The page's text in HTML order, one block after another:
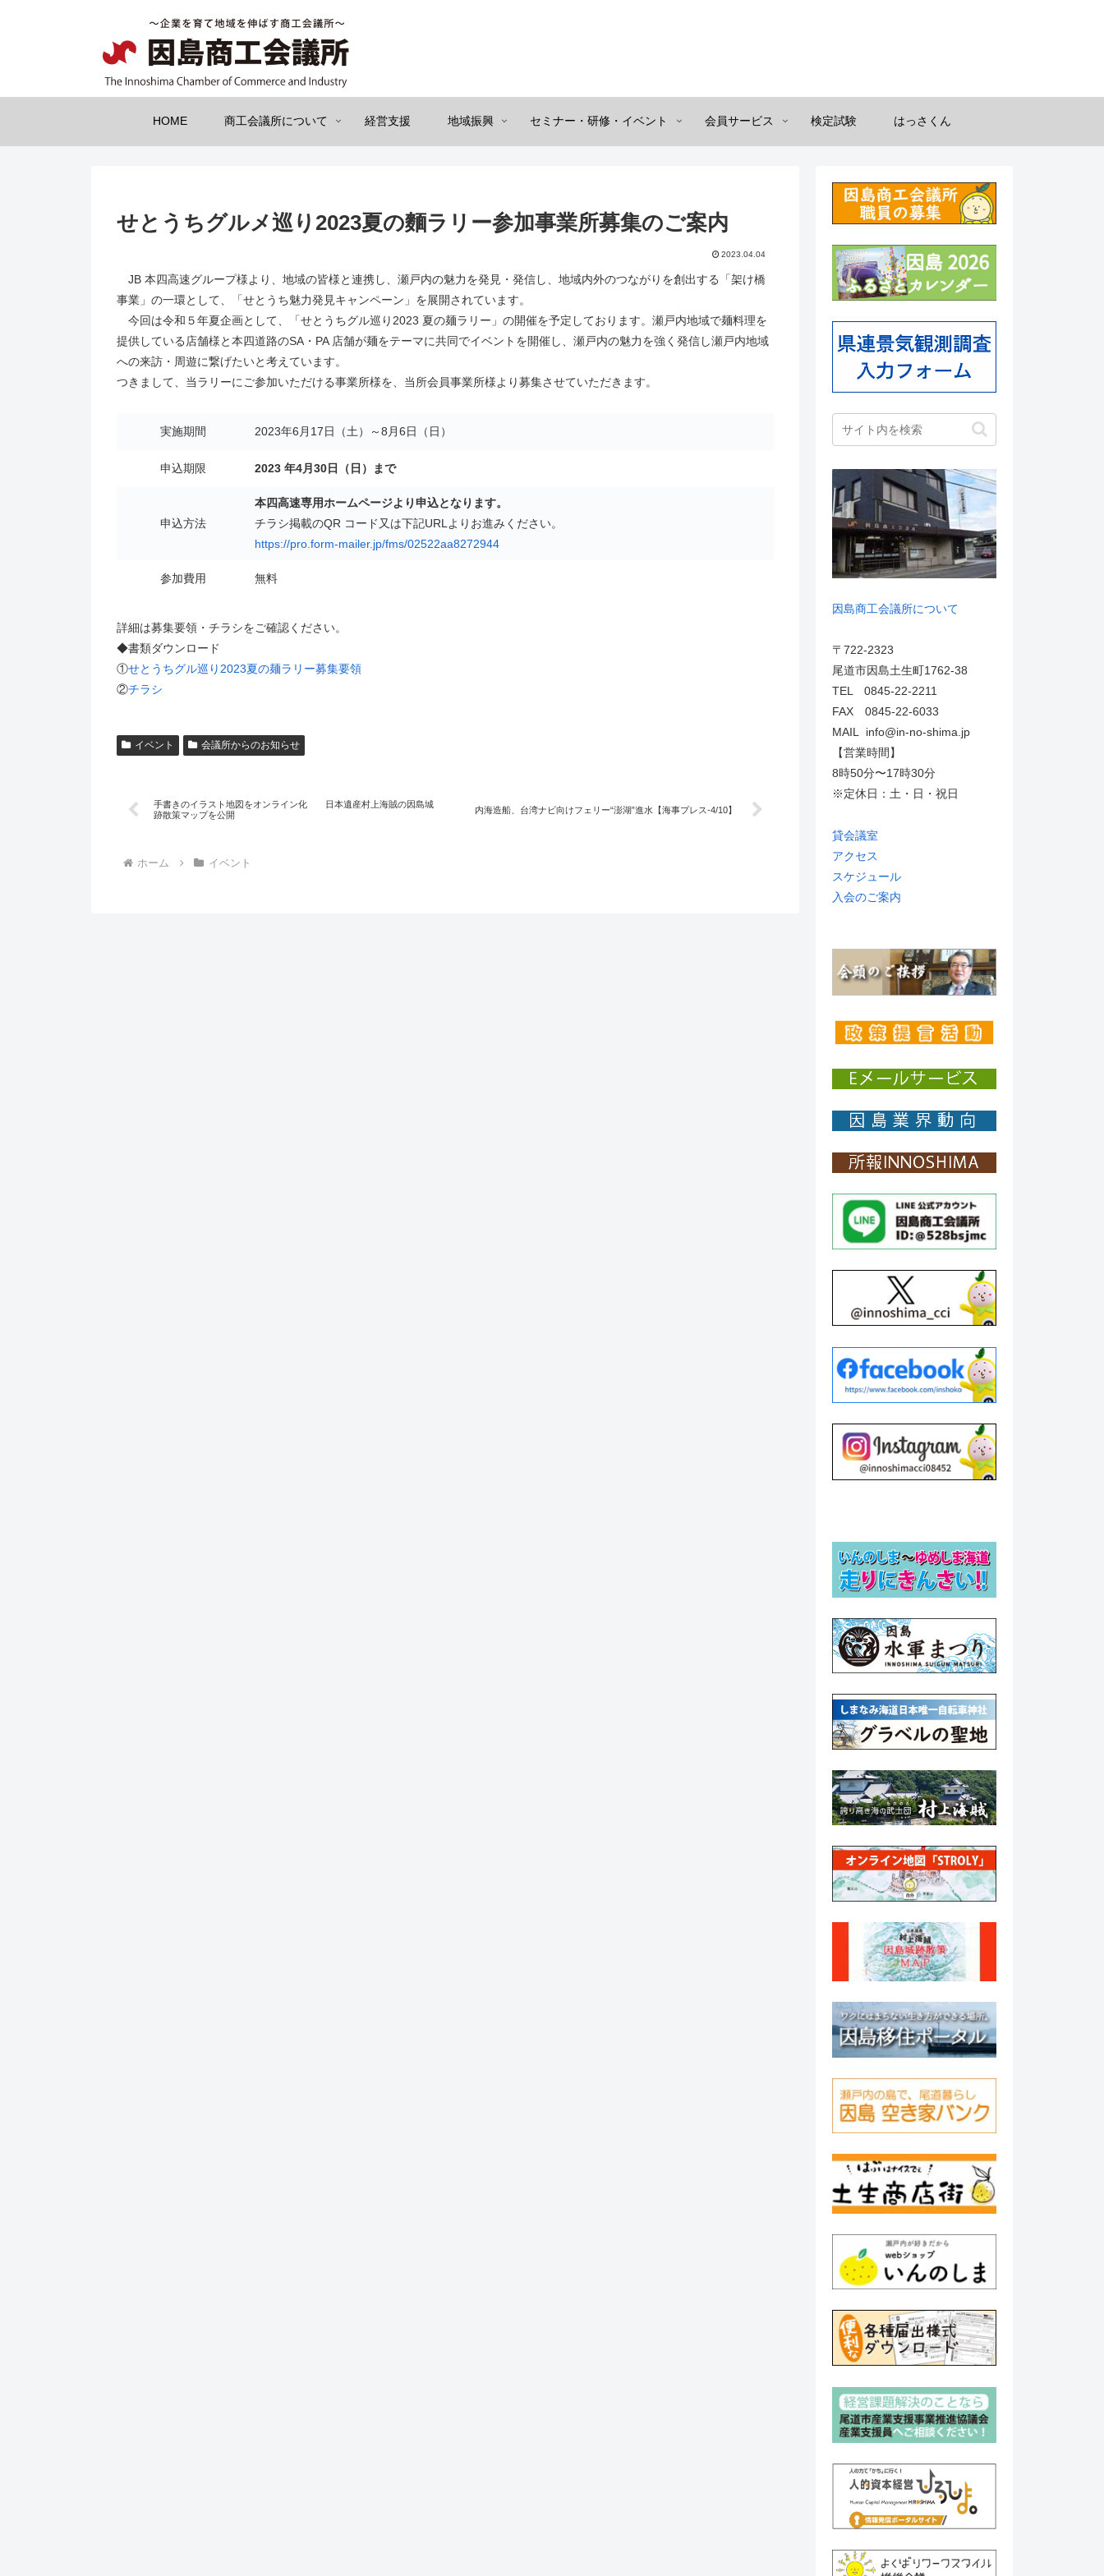
HOME 商工会議所について 経営支援 地域振興 セミナー・研修・イベント 会員サービス 検定試験 はっさくん
せとうちグルメ巡り2023夏の麵ラリー参加事業所募集のご案内
2023.04.04
JB 本四高速グループ様より、地域の皆様と連携し、瀬戸内の魅力を発見・発信し、地域内外のつながりを創出する「架け橋
事業」の一環として、「せとうち魅力発見キャンペーン」を展開されています。
今回は令和５年夏企画として、「せとうちグル巡り2023 夏の麺ラリー」の開催を予定しております。瀬戸内地域で麺料理を
提供している店舗様と本四道路のSA・PA 店舗が麺をテーマに共同でイベントを開催し、瀬戸内の魅力を強く発信し瀬戸内地域
への来訪・周遊に繋げたいと考えています。
つきまして、当ラリーにご参加いただける事業所様を、当所会員事業所様より募集させていただきます。
実施期間 2023年6月17日（土）～8月6日（日）
申込期限 2023 年4月30日（日）まで
申込方法
本四高速専用ホームページより申込となります。
チラシ掲載のQR コード又は下記URLよりお進みください。
https://pro.form-mailer.jp/fms/02522aa8272944
参加費用 無料
詳細は募集要領・チラシをご確認ください。
◆書類ダウンロード
①せとうちグル巡り2023夏の麺ラリー募集要領
②チラシ
イベント 会議所からのお知らせ
手書きのイラスト地図をオンライン化 日本遺産村上海賊の因島城
跡散策マップを公開
内海造船、台湾ナビ向けフェリー“澎湖”進水【海事プレス-4/10】
ホーム イベント
因島商工会議所について
〒722-2323
尾道市因島土生町1762-38
TEL 0845-22-2211
FAX 0845-22-6033
MAIL info@in-no-shima.jp
【営業時間】
8時50分〜17時30分
※定休日：土・日・祝日
貸会議室
アクセス
スケジュール
入会のご案内